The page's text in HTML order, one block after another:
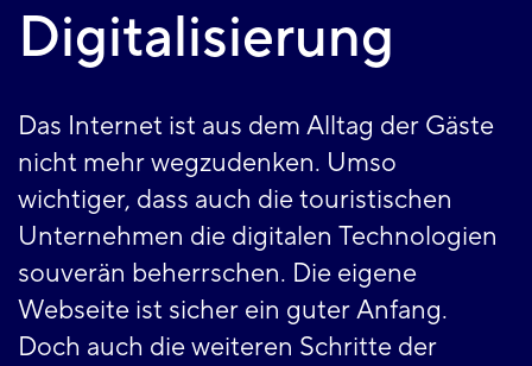
Digitalisierung
Das Internet ist aus dem Alltag der Gäste
nicht mehr wegzudenken. Umso
wichtiger, dass auch die touristischen
Unternehmen die digitalen Technologien
souverän beherrschen. Die eigene
Webseite ist sicher ein guter Anfang.
Doch auch die weiteren Schritte der